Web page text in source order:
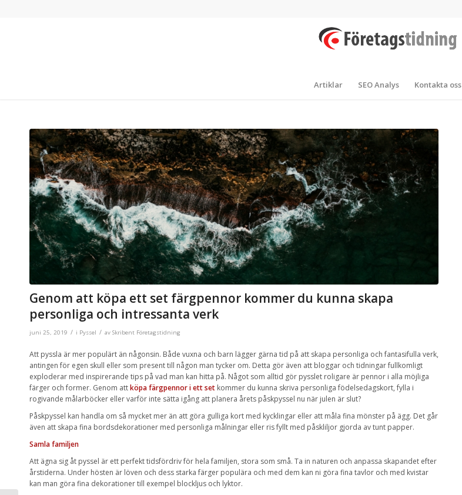
Artiklar SEO Analys Kontakta oss
Genom att köpa ett set färgpennor kommer du kunna skapa
personliga och intressanta verk
juni 25, 2019 / i Pyssel / av Skribent Företagstidning
Att pyssla är mer populärt än någonsin. Både vuxna och barn lägger gärna tid på att skapa personliga och fantasifulla verk,
antingen för egen skull eller som present till någon man tycker om. Detta gör även att bloggar och tidningar fullkomligt
exploderar med inspirerande tips på vad man kan hitta på. Något som alltid gör pysslet roligare är pennor i alla möjliga
färger och former. Genom attköpa färgpennor i ett set kommer du kunna skriva personliga födelsedagskort, fylla i
rogivande målarböcker eller varför inte sätta igång att planera årets påskpyssel nu när julen är slut?
Påskpyssel kan handla om så mycket mer än att göra gulliga kort med kycklingar eller att måla fina mönster på ägg. Det går
även att skapa fina bordsdekorationer med personliga målningar eller ris fyllt med påskliljor gjorda av tunt papper.
Samla familjen
Att ägna sig åt pyssel är ett perfekt tidsfördriv för hela familjen, stora som små. Ta in naturen och anpassa skapandet efter
årstiderna. Under hösten är löven och dess starka färger populära och med dem kan ni göra fina tavlor och med kvistar
kan man göra fina dekorationer till exempel blockljus och lyktor.